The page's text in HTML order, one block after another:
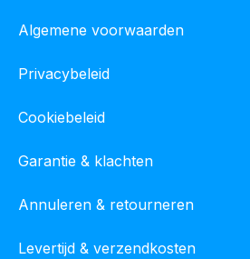
Algemene voorwaarden
Privacybeleid
Cookiebeleid
Garantie & klachten
Annuleren & retourneren
Levertijd & verzendkosten